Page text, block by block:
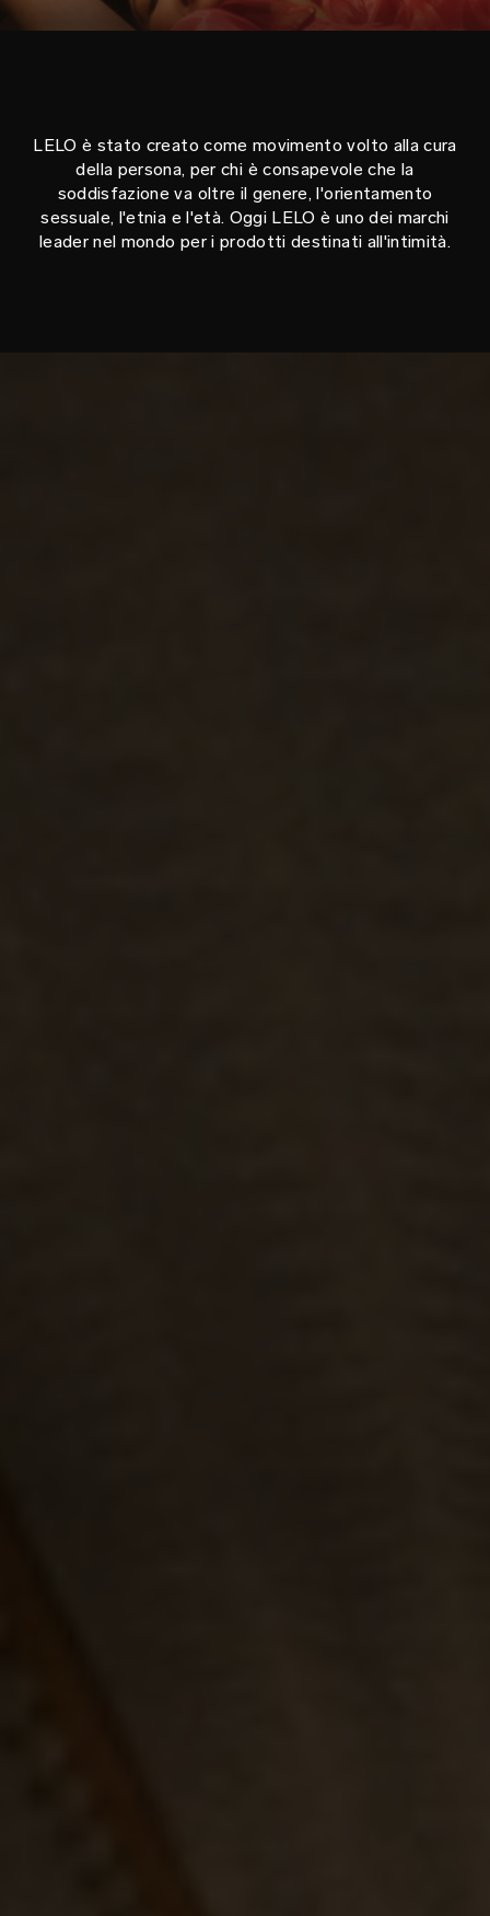
LELO è stato creato come movimento volto alla cura
della persona, per chi è consapevole che la
soddisfazione va oltre il genere, l'orientamento
sessuale, l'etnia e l'età. Oggi LELO è uno dei marchi
leader nel mondo per i prodotti destinati all'intimità.